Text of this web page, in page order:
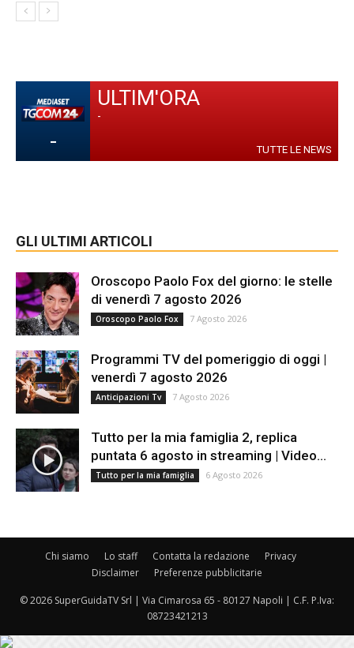
-
ULTIM'ORA
-
TUTTE LE NEWS
GLI ULTIMI ARTICOLI
Oroscopo Paolo Fox del giorno: le stelle
di venerdì 7 agosto 2026
Oroscopo Paolo Fox 7 Agosto 2026
Programmi TV del pomeriggio di oggi |
venerdì 7 agosto 2026
Anticipazioni Tv 7 Agosto 2026
Tutto per la mia famiglia 2, replica
puntata 6 agosto in streaming | Video...
Tutto per la mia famiglia 6 Agosto 2026
Chi siamo Lo staff Contatta la redazione
Privacy
Disclaimer
Preferenze pubblicitarie
© 2026 SuperGuidaTV Srl | Via Cimarosa 65 - 80127 Napoli | C.F. P.Iva:
08723421213